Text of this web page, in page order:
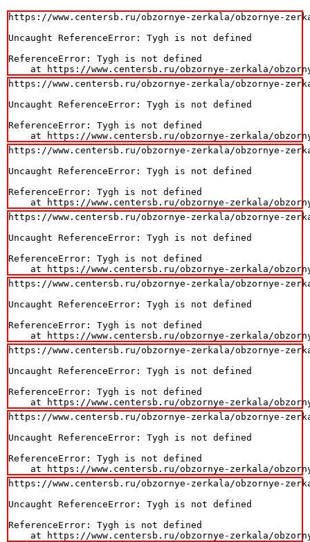
https://www.centersb.ru/obzornye-zerkala/obzornye-
Uncaught ReferenceError: Tygh is not defined
ReferenceError: Tygh is not defined
at https://www.centersb.ru/obzornye-zerkala/
https://www.centersb.ru/obzornye-zerkala/obzornye-
Uncaught ReferenceError: Tygh is not defined
ReferenceError: Tygh is not defined
at https://www.centersb.ru/obzornye-zerkala/
https://www.centersb.ru/obzornye-zerkala/obzornye-
Uncaught ReferenceError: Tygh is not defined
ReferenceError: Tygh is not defined
at https://www.centersb.ru/obzornye-zerkala/
https://www.centersb.ru/obzornye-zerkala/obzornye-
Uncaught ReferenceError: Tygh is not defined
ReferenceError: Tygh is not defined
at https://www.centersb.ru/obzornye-zerkala/
https://www.centersb.ru/obzornye-zerkala/obzornye-
Uncaught ReferenceError: Tygh is not defined
ReferenceError: Tygh is not defined
at https://www.centersb.ru/obzornye-zerkala/
https://www.centersb.ru/obzornye-zerkala/obzornye-
Uncaught ReferenceError: Tygh is not defined
ReferenceError: Tygh is not defined
at https://www.centersb.ru/obzornye-zerkala/
https://www.centersb.ru/obzornye-zerkala/obzornye-
Uncaught ReferenceError: Tygh is not defined
ReferenceError: Tygh is not defined
at https://www.centersb.ru/obzornye-zerkala/
https://www.centersb.ru/obzornye-zerkala/obzornye-
Uncaught ReferenceError: Tygh is not defined
ReferenceError: Tygh is not defined
at https://www.centersb.ru/obzornye-zerkala/